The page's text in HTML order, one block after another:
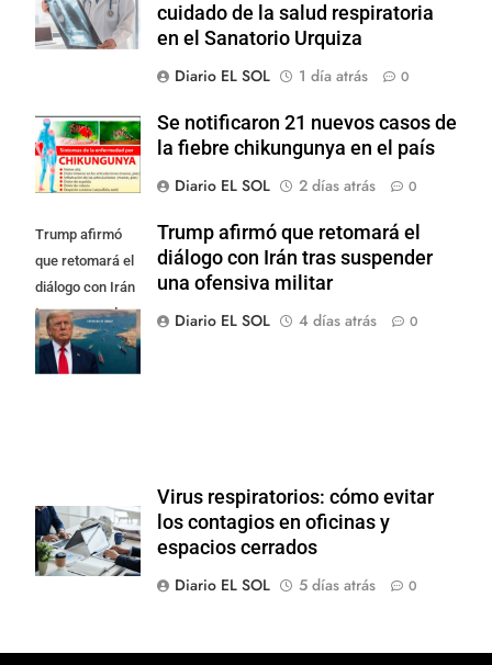
cuidado de la salud respiratoria
en el Sanatorio Urquiza
Diario EL SOL
1 día atrás 0
Se notificaron 21 nuevos casos de
la fiebre chikungunya en el país
Diario EL SOL
2 días atrás 0
Trump afirmó
que retomará el
diálogo con Irán
tras suspender
una ofensiva
militar
Trump afirmó que retomará el
diálogo con Irán tras suspender
una ofensiva militar
Diario EL SOL
4 días atrás 0
Virus respiratorios: cómo evitar
los contagios en oficinas y
espacios cerrados
Diario EL SOL
5 días atrás 0